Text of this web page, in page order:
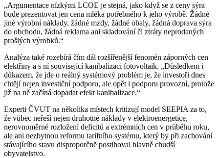
„Argumentace nízkými LCOE je stejná, jako když se z ceny sýra
bude prezentovat jen cena mléka potřebného k jeho výrobě. Žádné
jiné výrobní náklady, žádné mzdy, žádné obaly, žádná doprava sýra
do obchodu, žádná reklama ani skladování či ztráty neprodaných
prošlých výrobků.“
Analýza také rozebírá čím dál rozšířenější fenomén záporných cen
elektřiny a s ní související kanibalizaci fotovoltaik. „Důsledkem i
důkazem, že jde o reálný systémový problém je, že investoři dnes
chtějí nejen investiční podporu, ale opět i podporu provozní, protože
již na ně začíná dopadat efekt kanibalizace.“
Experti ČVUT na několika místech kritizují model SEEPIA za to,
že vůbec neřeší nejen druhotné náklady v elektroenergetice,
nerovnoměrné rozložení deficitů a extrémních cen v průběhu roku,
ale ani nezbytnou reformu tarifního systému, který by při zachování
stávajícího stavu disproporčně postihoval hlavně chudší
obyvatelstvo.